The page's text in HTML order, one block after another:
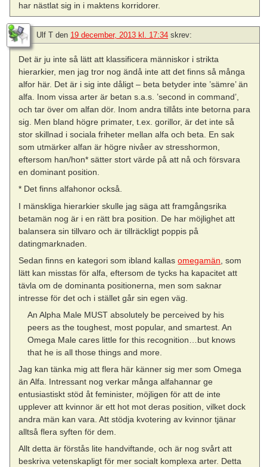
har nästlat sig in i maktens korridorer.
Ulf T den 19 december, 2013 kl. 17:34 skrev:
Det är ju inte så lätt att klassificera människor i strikta
hierarkier, men jag tror nog ändå inte att det finns så många
alfor här. Det är i sig inte dåligt – beta betyder inte ’sämre’ än
alfa. Inom vissa arter är betan s.a.s. ’second in command’,
och tar över om alfan dör. Inom andra tillåts inte betorna para
sig. Men bland högre primater, t.ex. gorillor, är det inte så
stor skillnad i sociala friheter mellan alfa och beta. En sak
som utmärker alfan är högre nivåer av stresshormon,
eftersom han/hon* sätter stort värde på att nå och försvara
en dominant position.
* Det finns alfahonor också.
I mänskliga hierarkier skulle jag säga att framgångsrika
betamän nog är i en rätt bra position. De har möjlighet att
balansera sin tillvaro och är tillräckligt poppis på
datingmarknaden.
Sedan finns en kategori som ibland kallasomegamän , som
lätt kan misstas för alfa, eftersom de tycks ha kapacitet att
tävla om de dominanta positionerna, men som saknar
intresse för det och i stället går sin egen väg.
An Alpha Male MUST absolutely be perceived by his
peers as the toughest, most popular, and smartest. An
Omega Male cares little for this recognition…but knows
that he is all those things and more.
Jag kan tänka mig att flera här känner sig mer som Omega
än Alfa. Intressant nog verkar många alfahannar ge
entusiastiskt stöd åt feminister, möjligen för att de inte
upplever att kvinnor är ett hot mot deras position, vilket dock
andra män kan vara. Att stödja kvotering av kvinnor tjänar
alltså flera syften för dem.
Allt detta är förstås lite handviftande, och är nog svårt att
beskriva vetenskapligt för mer socialt komplexa arter. Detta